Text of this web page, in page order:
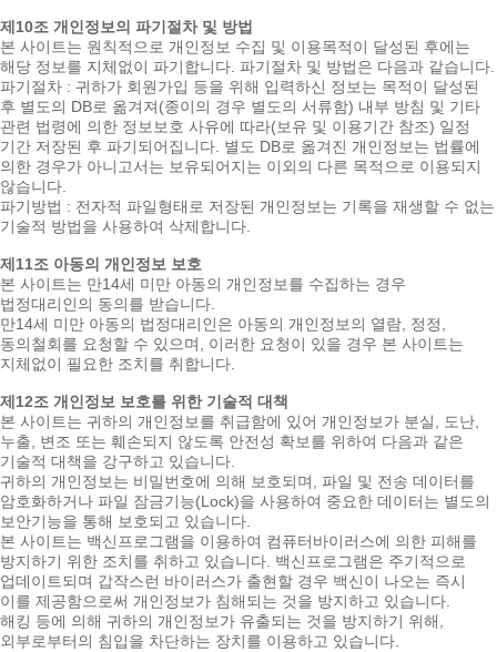
제10조 개인정보의 파기절차 및 방법
본 사이트는 원칙적으로 개인정보 수집 및 이용목적이 달성된 후에는
해당 정보를 지체없이 파기합니다. 파기절차 및 방법은 다음과 같습니다.
파기절차 : 귀하가 회원가입 등을 위해 입력하신 정보는 목적이 달성된
후 별도의 DB로 옮겨져(종이의 경우 별도의 서류함) 내부 방침 및 기타
관련 법령에 의한 정보보호 사유에 따라(보유 및 이용기간 참조) 일정
기간 저장된 후 파기되어집니다. 별도 DB로 옮겨진 개인정보는 법률에
의한 경우가 아니고서는 보유되어지는 이외의 다른 목적으로 이용되지
않습니다.
파기방법 : 전자적 파일형태로 저장된 개인정보는 기록을 재생할 수 없는
기술적 방법을 사용하여 삭제합니다.
제11조 아동의 개인정보 보호
본 사이트는 만14세 미만 아동의 개인정보를 수집하는 경우
법정대리인의 동의를 받습니다.
만14세 미만 아동의 법정대리인은 아동의 개인정보의 열람, 정정,
동의철회를 요청할 수 있으며, 이러한 요청이 있을 경우 본 사이트는
지체없이 필요한 조치를 취합니다.
제12조 개인정보 보호를 위한 기술적 대책
본 사이트는 귀하의 개인정보를 취급함에 있어 개인정보가 분실, 도난,
누출, 변조 또는 훼손되지 않도록 안전성 확보를 위하여 다음과 같은
기술적 대책을 강구하고 있습니다.
귀하의 개인정보는 비밀번호에 의해 보호되며, 파일 및 전송 데이터를
암호화하거나 파일 잠금기능(Lock)을 사용하여 중요한 데이터는 별도의
보안기능을 통해 보호되고 있습니다.
본 사이트는 백신프로그램을 이용하여 컴퓨터바이러스에 의한 피해를
방지하기 위한 조치를 취하고 있습니다. 백신프로그램은 주기적으로
업데이트되며 갑작스런 바이러스가 출현할 경우 백신이 나오는 즉시
이를 제공함으로써 개인정보가 침해되는 것을 방지하고 있습니다.
해킹 등에 의해 귀하의 개인정보가 유출되는 것을 방지하기 위해,
외부로부터의 침입을 차단하는 장치를 이용하고 있습니다.